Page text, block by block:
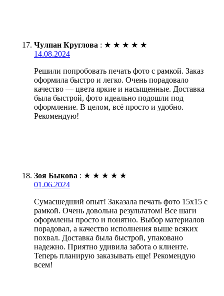
Чулпан Круглова : ★ ★ ★ ★ ★
14.08.2024
Решили попробовать печать фото с рамкой. Заказ
оформила быстро и легко. Очень порадовало
качество — цвета яркие и насыщенные. Доставка
была быстрой, фото идеально подошли под
оформление. В целом, всё просто и удобно.
Рекомендую!
Зоя Быкова : ★ ★ ★ ★ ★
01.06.2024
Сумасшедший опыт! Заказала печать фото 15х15 с
рамкой. Очень довольна результатом! Все шаги
оформлены просто и понятно. Выбор материалов
порадовал, а качество исполнения выше всяких
похвал. Доставка была быстрой, упаковано
надежно. Приятно удивила забота о клиенте.
Теперь планирую заказывать еще! Рекомендую
всем!